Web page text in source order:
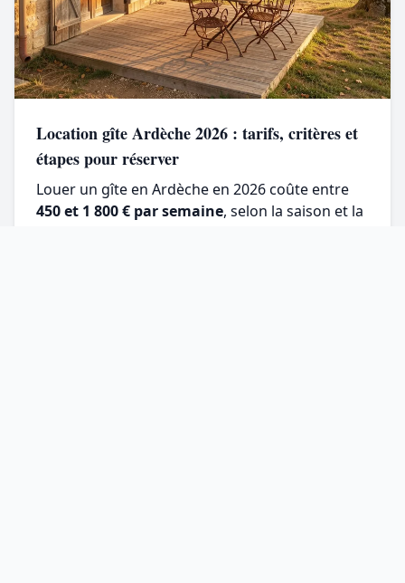
Location gîte Ardèche 2026 : tarifs, critères et
étapes pour réserver
Louer un gîte en Ardèche en 2026 coûte entre
450 et 1 800 € par semaine, selon la saison et la